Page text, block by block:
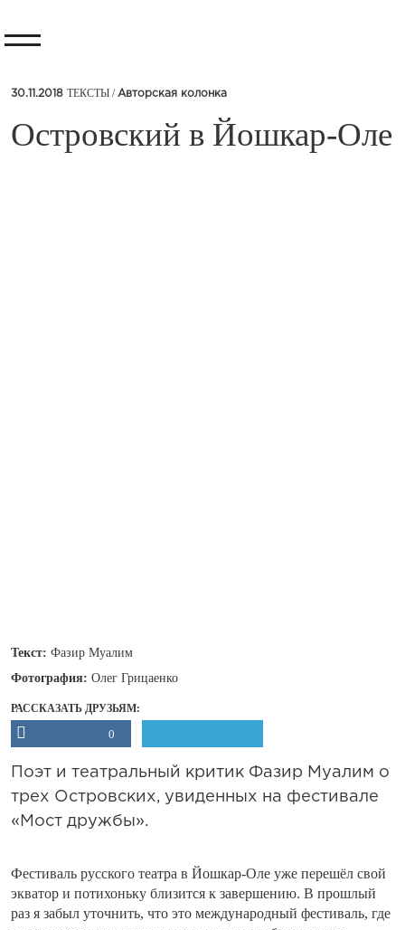
30.11.2018 ТЕКСТЫ / Авторская колонка
​Островский в Йошкар-Оле
Текст: Фазир Муалим
Фотография: Олег Грицаенко
РАССКАЗАТЬ ДРУЗЬЯМ:
0
Поэт и театральный критик Фазир Муалим о
трех Островских, увиденных на фестивале
«Мост дружбы».
Фестиваль русского театра в Йошкар-Оле уже перешёл свой
экватор и потихоньку близится к завершению. В прошлый
раз я забыл уточнить, что это международный фестиваль, где